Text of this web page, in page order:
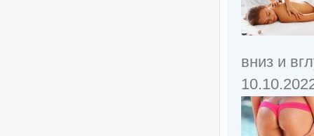
вниз и